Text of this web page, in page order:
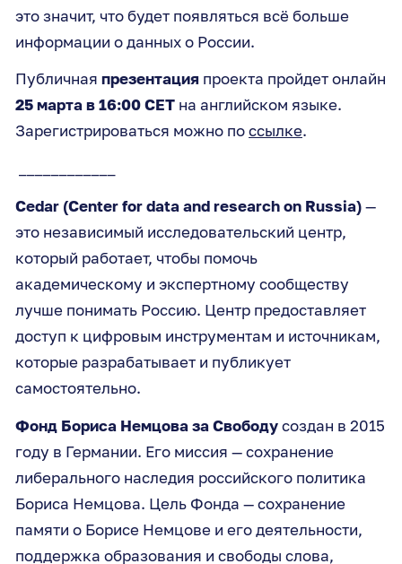
это значит, что будет появляться всё больше
информации о данных о России.
Публичная презентация проекта пройдет онлайн
25 марта в 16:00 CET на английском языке.
Зарегистрироваться можно поссылке.
Cedar (Center for data and research on Russia)—
это независимый исследовательский центр,
который работает, чтобы помочь
академическому и экспертному сообществу
лучше понимать Россию. Центр предоставляет
доступ к цифровым инструментам и источникам,
которые разрабатывает и публикует
самостоятельно.
Фонд Бориса Немцова за Свободусоздан в 2015
году в Германии. Его миссия — сохранение
либерального наследия российского политика
Бориса Немцова. Цель Фонда — сохранение
памяти о Борисе Немцове и его деятельности,
поддержка образования и свободы слова,